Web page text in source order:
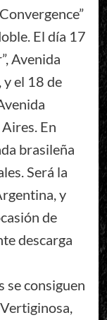
El día 17
Avenida
el 18 de
En
brasileña
Será la
y
de
descarga
se consiguen